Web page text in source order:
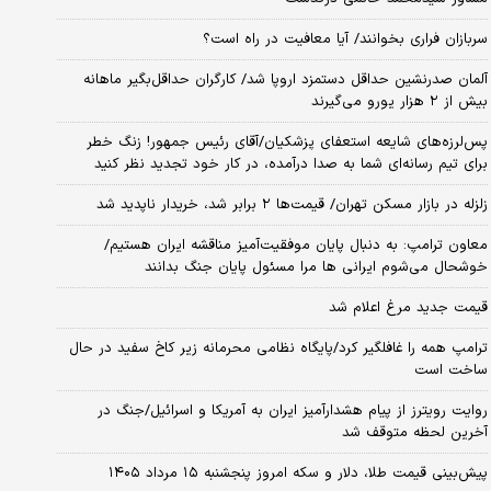
سربازان فراری بخوانند/ آیا معافیت در راه است؟
آلمان صدرنشین حداقل دستمزد اروپا شد/ کارگران حداقل‌بگیر ماهانه
بیش از ۲ هزار یورو می‌گیرند
پس‌لرزه‌های شایعه استعفای پزشکیان/آقای رئیس جمهور! زنگ خطر
برای تیم رسانه‌ای شما به صدا درآمده، در کار خود تجدید نظر کنید
زلزله در بازار مسکن تهران/ قیمت‌ها ۲ برابر شد، خریدار ناپدید شد
معاون ترامپ: به دنبال پایان موفقیت‌آمیز مناقشه ایران هستیم/
خوشحال می‌شوم ایرانی ها مرا مسئول پایان جنگ بدانند
قیمت جدید مرغ اعلام شد
ترامپ همه را غافلگیر کرد/پایگاه نظامی محرمانه زیر کاخ سفید در حال
ساخت است
روایت رویترز از پیام هشدارآمیز ایران به آمریکا و اسرائیل/جنگ در
آخرین لحظه متوقف شد
پیش‌بینی قیمت طلا، دلار و سکه امروز پنجشنبه ۱۵ مرداد ۱۴۰۵